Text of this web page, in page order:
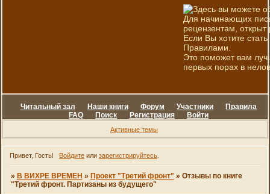
Здесь вы можете
Для начинающих
рецензентам, открыт
Если Вы хотите
Правилами.
Это поможет вам
первых порах в
Читальный зал Наши книги Форум Участники
Правила
FAQ
Поиск Регистрация Войти
Активные темы
Привет, Гость! Войдитеили зарегистрируйтесь.
» В ВИХРЕ ВРЕМЕН » Проект "Третий фронт" » Отзывы по книге
"Третий фронт. Партизаны из будущего"